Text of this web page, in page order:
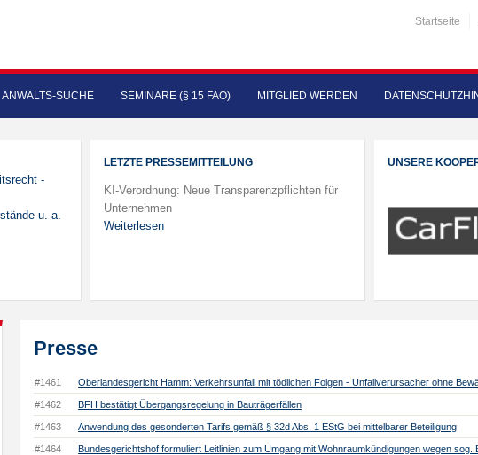
Startseite
ANWALTS-SUCHE SEMINARE (§ 15 FAO) MITGLIED WERDEN
-
u. a.
LETZTE PRESSEMITTEILUNG
KI-Verordnung: Neue Transparenzpflichten für
Unternehmen
Weiterlesen
UNSERE
Presse
#1461 Oberlandesgericht Hamm: Verkehrsunfall mit tödlichen Folgen - Unfallverursacher ohne
#1462 BFH bestätigt Übergangsregelung in Bauträgerfällen
#1463 Anwendung des gesonderten Tarifs gemäß § 32d Abs. 1 EStG bei mittelbarer Beteiligung
#1464
Bundesgerichtshof formuliert Leitlinien zum Umgang mit Wohnraumkündigungen wegen sog.